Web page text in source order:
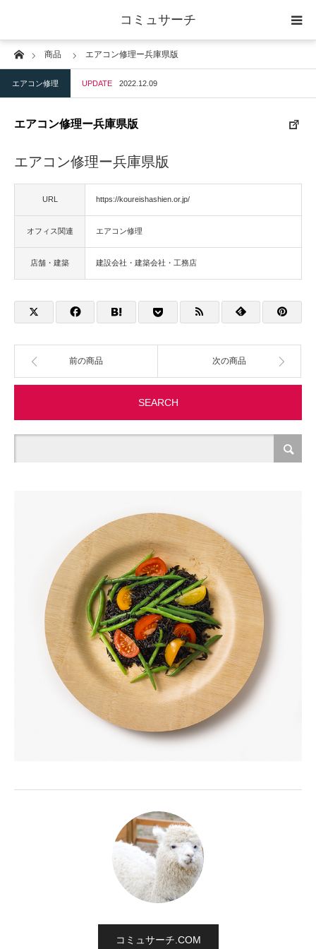
コミュサーチ
Home商品 エアコン修理ー兵庫県版
エアコン修理 UPDATE 2022.12.09
エアコン修理ー兵庫県版
エアコン修理ー兵庫県版
URL https://koureishashien.or.jp/
オフィス関連 エアコン修理
店舗・建築 建設会社・建築会社・工務店
前の商品 次の商品
SEARCH
コミュサーチ.COM
ホーム
士業
店舗・建築
物流・運送
事務